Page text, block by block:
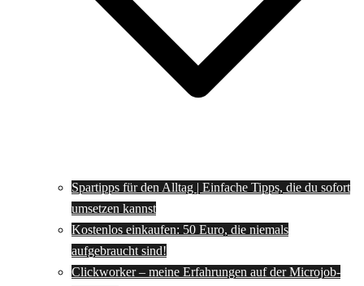
Spartipps für den Alltag | Einfache Tipps, die du sofort
umsetzen kannst
Kostenlos einkaufen: 50 Euro, die niemals
aufgebraucht sind!
Clickworker – meine Erfahrungen auf der Microjob-